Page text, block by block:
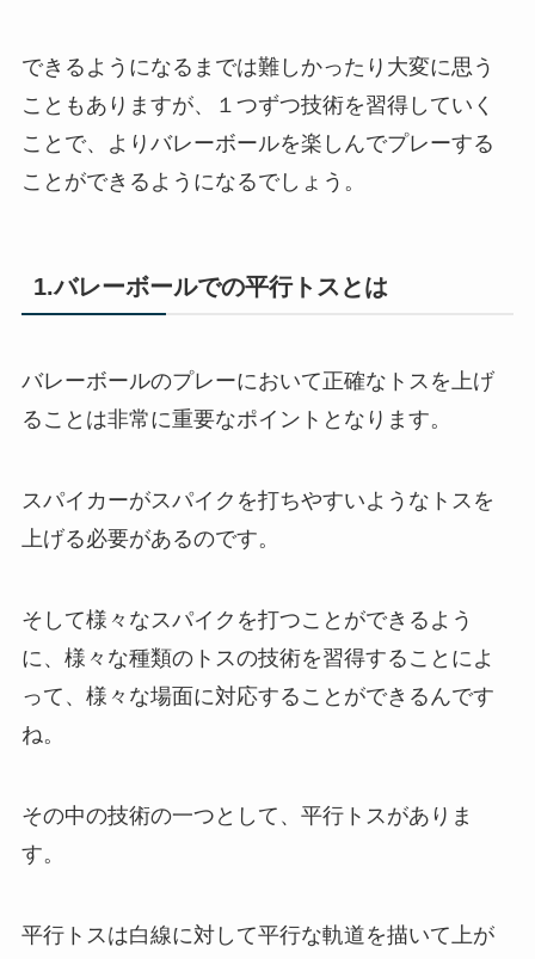
できるようになるまでは難しかったり大変に思う
こともありますが、１つずつ技術を習得していく
ことで、よりバレーボールを楽しんでプレーする
ことができるようになるでしょう。
1.バレーボールでの平行トスとは
バレーボールのプレーにおいて正確なトスを上げ
ることは非常に重要なポイントとなります。
スパイカーがスパイクを打ちやすいようなトスを
上げる必要があるのです。
そして様々なスパイクを打つことができるよう
に、様々な種類のトスの技術を習得することによ
って、様々な場面に対応することができるんです
ね。
その中の技術の一つとして、平行トスがありま
す。
平行トスは白線に対して平行な軌道を描いて上が